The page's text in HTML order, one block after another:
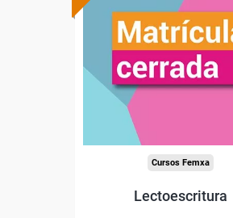
Cursos Femxa
Lectoescritura